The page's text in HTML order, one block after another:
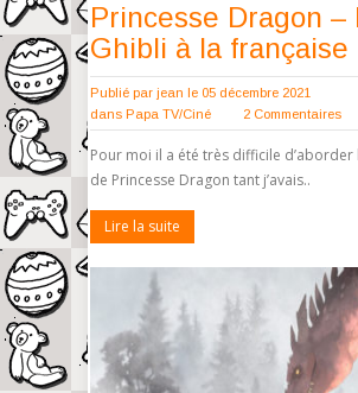
Princesse Dragon –
Ghibli à la française
Publié par jean le 05 décembre 2021
dans Papa TV/Ciné 2 Commentaires
Pour moi il a été très difficile d’aborder
de Princesse Dragon tant j’avais..
Lire la suite